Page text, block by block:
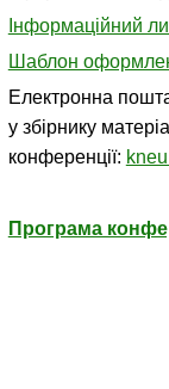
Інформаційний
Шаблон
Електронна
у збірнику
конференції:
Програма